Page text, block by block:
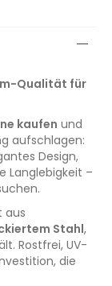
Qualität für
kaufen und
aufschlagen:
Design,
Langlebigkeit –
aus
Stahl,
Rostfrei, UV-
die